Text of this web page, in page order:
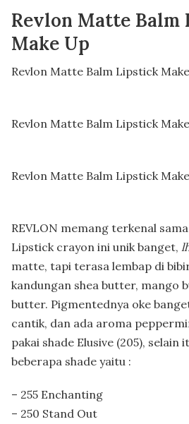
Revlon Matte
Make Up
Revlon Matte Balm Lipstick
Revlon Matte Balm Lipstick
Revlon Matte Balm Lipstick
REVLON memang terkenal
Lipstick crayon ini unik banget,
matte, tapi terasa lembap di
kandungan shea butter, mango
butter. Pigmentednya oke
cantik, dan ada aroma
pakai shade Elusive (205), selain
beberapa shade yaitu :
– 255 Enchanting
– 250 Stand Out